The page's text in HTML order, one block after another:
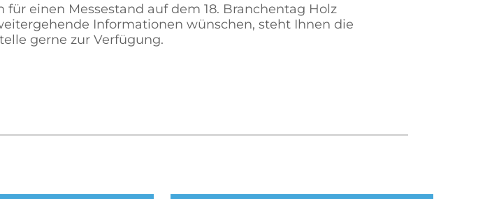
für einen Messestand auf dem 18. Branchentag Holz
Informationen wünschen, steht Ihnen die
gerne zur Verfügung.